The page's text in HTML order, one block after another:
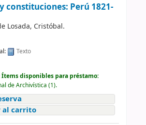
constituciones: Perú 1821-
Losada, Cristóbal.
Texto
Ítems disponibles para préstamo:
de Archivística (1).
al carrito